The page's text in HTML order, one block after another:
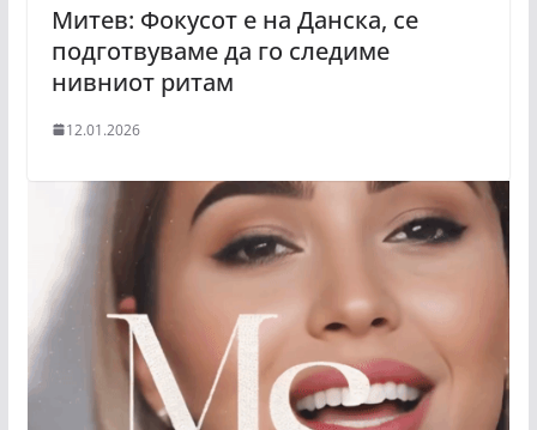
Митев: Фокусот е на Данска, се
подготвуваме да го следиме
нивниот ритам
12.01.2026